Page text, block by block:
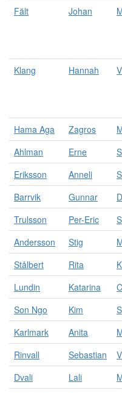
Fält Johan
Klang Hannah V
Hama Aga Zagros
Ahlman
Erne S
Eriksson
Anneli S
Barrvik
Gunnar D
Trulsson
Per-Eric
Andersson
Stig
Stålbert
Rita
Lundin
Katarina C
Son Ngo
Kim S
Karlmark
Anita
Rinvall
Sebastian V
Dvali
Lali